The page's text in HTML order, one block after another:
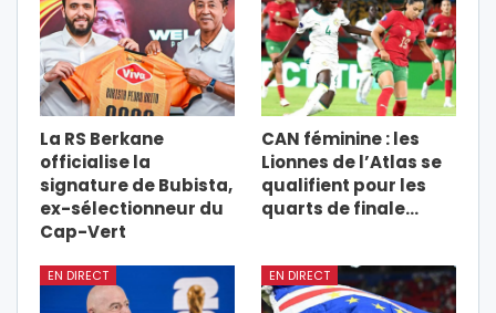
La RS Berkane
officialise la
signature de Bubista,
ex-sélectionneur du
Cap-Vert
CAN féminine : les
Lionnes de l’Atlas se
qualifient pour les
quarts de finale…
EN DIRECT EN DIRECT